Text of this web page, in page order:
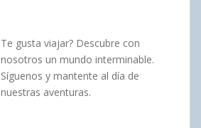
Te gusta viajar? Descubre con
nosotros un mundo interminable.
Síguenos y mantente al día de
nuestras aventuras.